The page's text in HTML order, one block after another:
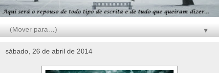
▼
sábado, 26 de abril de 2014